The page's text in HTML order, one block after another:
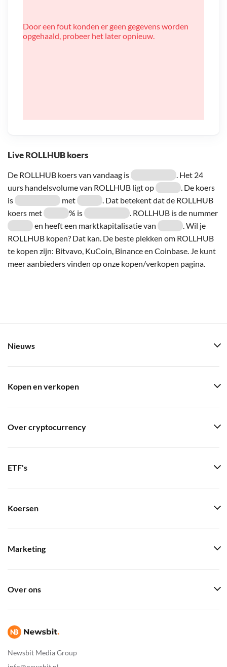
Live ROLLHUB koers
De ROLLHUB koers van vandaag is
. Het 24
uurs handelsvolume van ROLLHUB ligt op
. De koers
is
met
. Dat betekent dat de ROLLHUB
koers met
% is
. ROLLHUB is de nummer
en heeft een marktkapitalisatie van
. Wil je
ROLLHUB kopen? Dat kan. De beste plekken om ROLLHUB
te kopen zijn: Bitvavo, KuCoin, Binance en Coinbase. Je kunt
meer aanbieders vinden op onze kopen/verkopen pagina.
Door een fout konden er geen gegevens worden
opgehaald, probeer het later opnieuw.
Newsbit Media Group
Nieuws
Kopen en verkopen
Over cryptocurrency
ETF's
Koersen
Marketing
Over ons